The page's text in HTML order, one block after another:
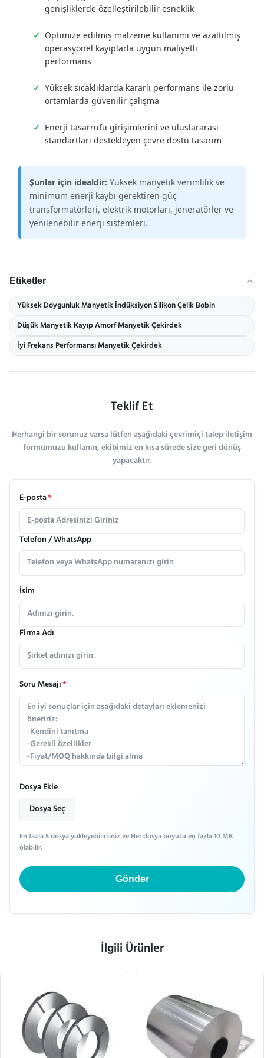
genişliklerde özelleştirilebilir esneklik
Optimize edilmiş malzeme kullanımı ve azaltılmış
operasyonel kayıplarla uygun maliyetli
performans
Yüksek sıcaklıklarda kararlı performans ile zorlu
ortamlarda güvenilir çalışma
Enerji tasarrufu girişimlerini ve uluslararası
standartları destekleyen çevre dostu tasarım
Şunlar için idealdir: Yüksek manyetik verimlilik ve
minimum enerji kaybı gerektiren güç
transformatörleri, elektrik motorları, jeneratörler ve
yenilenebilir enerji sistemleri.
Etiketler
Yüksek Doygunluk Manyetik İndüksiyon Silikon Çelik Bobin
Düşük Manyetik Kayıp Amorf Manyetik Çekirdek
İyi Frekans Performansı Manyetik Çekirdek
Teklif Et
Herhangi bir sorunuz varsa lütfen aşağıdaki çevrimiçi talep iletişim
formumuzu kullanın, ekibimiz en kısa sürede size geri dönüş
yapacaktır.
E-posta*
Telefon / WhatsApp
İsim
Firma Adı
Soru Mesajı*
Dosya Ekle
Dosya Seç
En fazla 5 dosya yükleyebilirsiniz ve Her dosya boyutu en fazla 10 MB
olabilir.
Gönder
İlgili Ürünler